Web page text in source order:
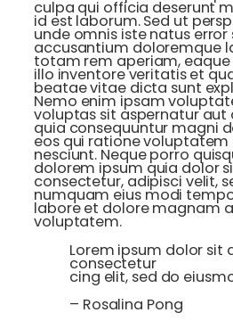
culpa qui officia deserunt
id est laborum. Sed ut
unde omnis iste natus
accusantium doloremque
totam rem aperiam, eaque
illo inventore veritatis et
beatae vitae dicta sunt
Nemo enim ipsam
voluptas sit aspernatur aut
quia consequuntur magni
eos qui ratione voluptatem
nesciunt. Neque porro
dolorem ipsum quia dolor
consectetur, adipisci velit,
numquam eius modi
labore et dolore magnam
voluptatem.
Lorem ipsum dolor sit
consectetur
cing elit, sed do
– Rosalina Pong